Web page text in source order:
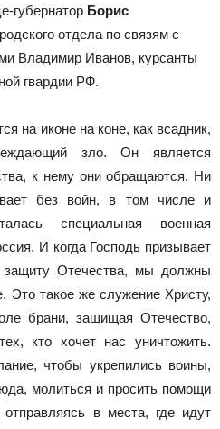
губернатор Борис
отдела по связям с
Владимир Иванов, курсанты
гвардии РФ.
на иконе на коне, как всадник,
зло. Он является
к нему они обращаются. Ни
без войн, в том числе и
специальная военная
И когда Господь призывает
защиту Отечества, мы должны
Это такое же служение Христу,
брани, защищая Отечество,
кто хочет нас уничтожить.
чтобы укрепились воины,
молиться и просить помощи
отправляясь в места, где идут